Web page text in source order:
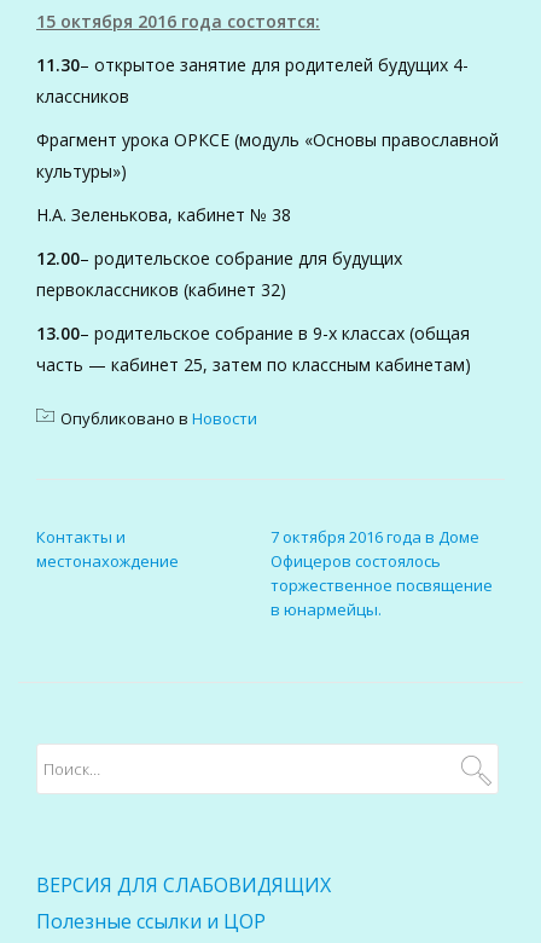
15 октября 2016 года состоятся:
11.30– открытое занятие для родителей будущих 4-
классников
Фрагмент урока ОРКСЕ (модуль «Основы православной
культуры»)
Н.А. Зеленькова, кабинет № 38
12.00– родительское собрание для будущих
первоклассников (кабинет 32)
13.00– родительское собрание в 9-х классах (общая
часть — кабинет 25, затем по классным кабинетам)
Опубликовано в Новости
Контакты и
местонахождение
7 октября 2016 года в Доме
Офицеров состоялось
торжественное посвящение
в юнармейцы.
ВЕРСИЯ ДЛЯ СЛАБОВИДЯЩИХ
Полезные ссылки и ЦОР